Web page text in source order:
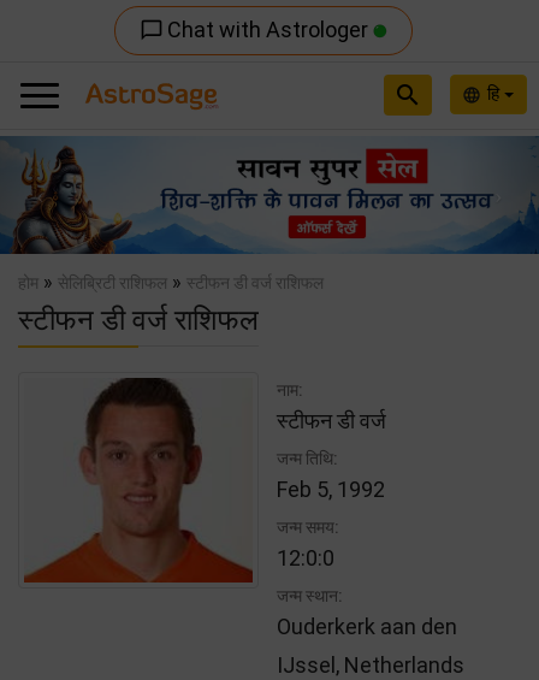
chat_bubble_outline Chat with Astrologer
language हि
search
Previous
होम » सेलिब्रिटी राशिफल » स्टीफन डी वर्ज राशिफल
स्टीफन डी वर्ज राशिफल
नाम:
स्टीफन डी वर्ज
जन्म तिथि:
Feb 5, 1992
जन्म समय:
12:0:0
जन्म स्थान:
Ouderkerk aan den
IJssel, Netherlands